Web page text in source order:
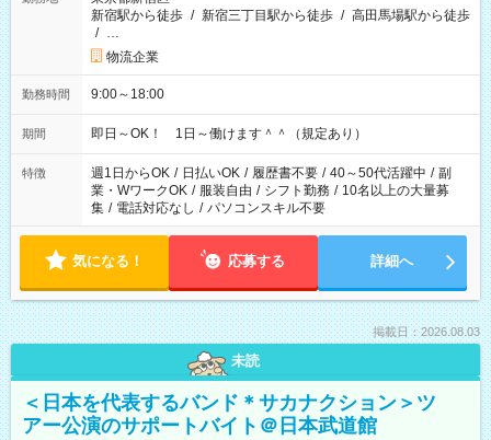
新宿駅から徒歩 / 新宿三丁目駅から徒歩 / 高田馬場駅から徒歩
/ …
物流企業
勤務時間 9:00～18:00
期間 即日～OK！ 1日～働けます＾＾（規定あり）
特徴 週1日からOK / 日払いOK / 履歴書不要 / 40～50代活躍中 / 副
業・WワークOK / 服装自由 / シフト勤務 / 10名以上の大量募
集 / 電話対応なし / パソコンスキル不要
気になる！ 応募する 詳細へ
掲載日：2026.08.03
未読
＜日本を代表するバンド＊サカナクション＞ツ
アー公演のサポートバイト＠日本武道館